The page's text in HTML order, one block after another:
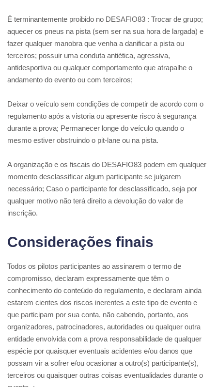
É terminantemente proibido no DESAFIO83 : Trocar de grupo;
aquecer os pneus na pista (sem ser na sua hora de largada) e
fazer qualquer manobra que venha a danificar a pista ou
terceiros; possuir uma conduta antiética, agressiva,
antidesportiva ou qualquer comportamento que atrapalhe o
andamento do evento ou com terceiros;
Deixar o veículo sem condições de competir de acordo com o
regulamento após a vistoria ou apresente risco à segurança
durante a prova; Permanecer longe do veículo quando o
mesmo estiver obstruindo o pit-lane ou na pista.
A organização e os fiscais do DESAFIO83 podem em qualquer
momento desclassificar algum participante se julgarem
necessário; Caso o participante for desclassificado, seja por
qualquer motivo não terá direito a devolução do valor de
inscrição.
Considerações finais
Todos os pilotos participantes ao assinarem o termo de
compromisso, declaram expressamente que têm o
conhecimento do conteúdo do regulamento, e declaram ainda
estarem cientes dos riscos inerentes a este tipo de evento e
que participam por sua conta, não cabendo, portanto, aos
organizadores, patrocinadores, autoridades ou qualquer outra
entidade envolvida com a prova responsabilidade de qualquer
espécie por quaisquer eventuais acidentes e/ou danos que
possam vir a sofrer e/ou ocasionar a outro(s) participante(s),
terceiros ou quaisquer outras coisas eventualidades durante o